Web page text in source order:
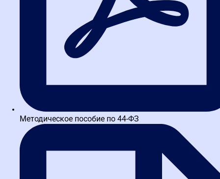
Яндекс
Вероника
Заканчиваю обучение по программе: Управление закупками (ФЗ
№ 223 от 18.07.2011г., ФЗ № 44 от 05.04.2013г.). Хочу отметить
очень прекрасную организованность курсов: место нахождения
с видами прекрасными из окна, классы оборудованы всем
необходимым, в т.ч. Ноутбуками для практических занятий, есть